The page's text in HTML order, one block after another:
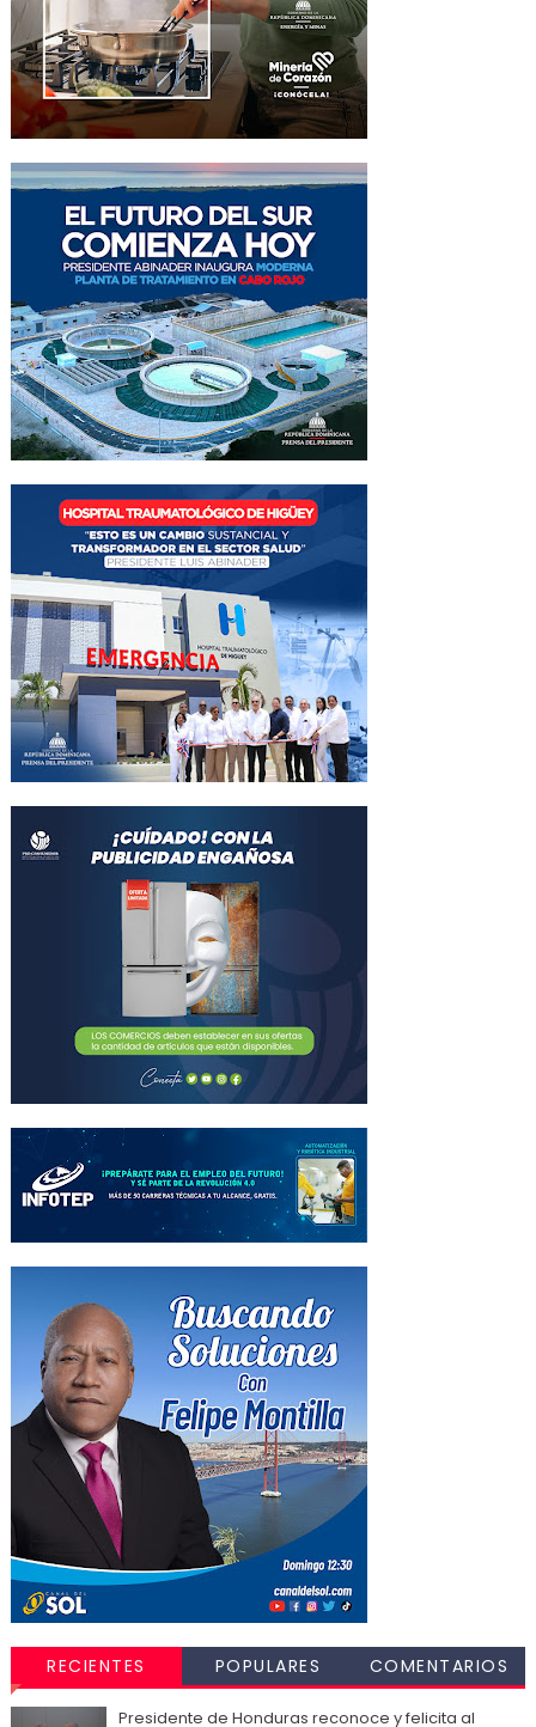
RECIENTES POPULARES COMENTARIOS
Presidente de Honduras reconoce y felicita al